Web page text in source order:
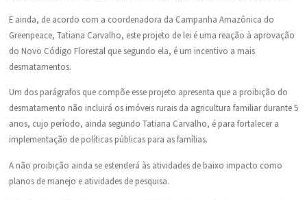
E ainda, de acordo com a coordenadora da Campanha Amazônica do
Greenpeace, Tatiana Carvalho, este projeto de lei é uma reação à aprovação
do Novo Código Florestal que segundo ela, é um incentivo a mais
desmatamentos.
Um dos parágrafos que compõe esse projeto apresenta que a proibição do
desmatamento não incluirá os imóveis rurais da agricultura familiar durante 5
anos, cujo período, ainda segundo Tatiana Carvalho, é para fortalecer a
implementação de políticas públicas para as famílias.
A não proibição ainda se estenderá às atividades de baixo impacto como
planos de manejo e atividades de pesquisa.